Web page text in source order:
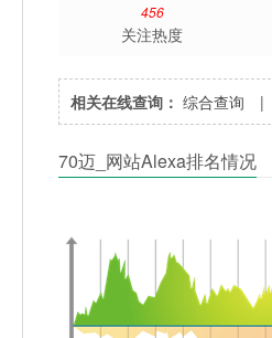
456
关注热度
相关在线查询： 综合查询
70迈_网站Alexa排名情况